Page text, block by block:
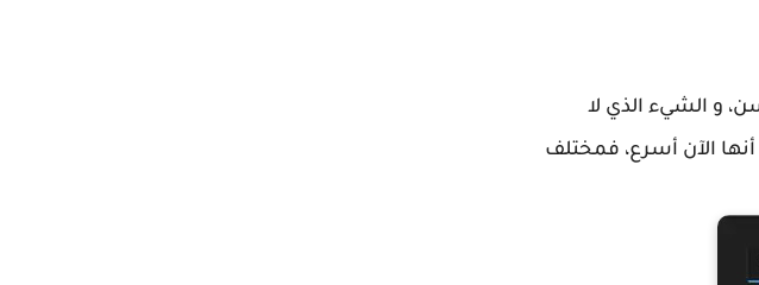
و الشيء الذي لا
الآن أسرع، فمختلف